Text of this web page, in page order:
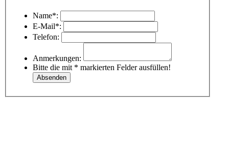
Name*:
E-Mail*:
Telefon:
Anmerkungen:
Bitte die mit * markierten Felder ausfüllen!